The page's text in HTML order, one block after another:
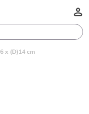
x (D)14 cm